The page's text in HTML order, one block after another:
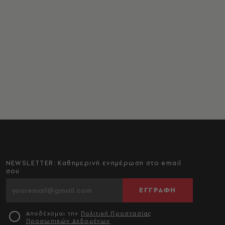
NEWSLETTER: Καθημερινή ενημέρωση στο email
σου
ΕΓΓΡΑΦΗ
Αποδέχομαι την Πολιτική Προστασίας
Προσωπικών Δεδομένων